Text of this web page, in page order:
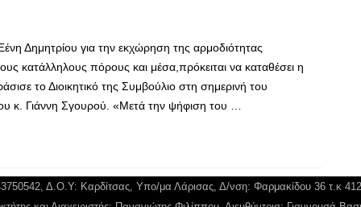
Δημητρίου για την εκχώρηση της αρμοδιότητας
κατάλληλους πόρους και μέσα,πρόκειται να καταθέσει η
το Διοικητικό της Συμβούλιο στη σημερινή του
κ. Γιάννη Σγουρού. «Μετά την ψήφιση του …
Δ.Ο.Υ: Καρδίτσας, Υπο/μα Λάρισας, Δ/νση: Φαρμακίδου 36 τ.κ